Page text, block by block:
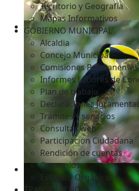
Territorio y Geografía
Mapas Informativos
GOBIERNO MUNICIPAL
Alcaldia
Concejo Municipal
Comisiones Permanentes
Informes Labores de
Plan de trabajo
Declaraciones
Tramites y servicios
Consultas web
Participación Ciudadana
Rendición de cuentas
Convenios
Estatuto Orgánico